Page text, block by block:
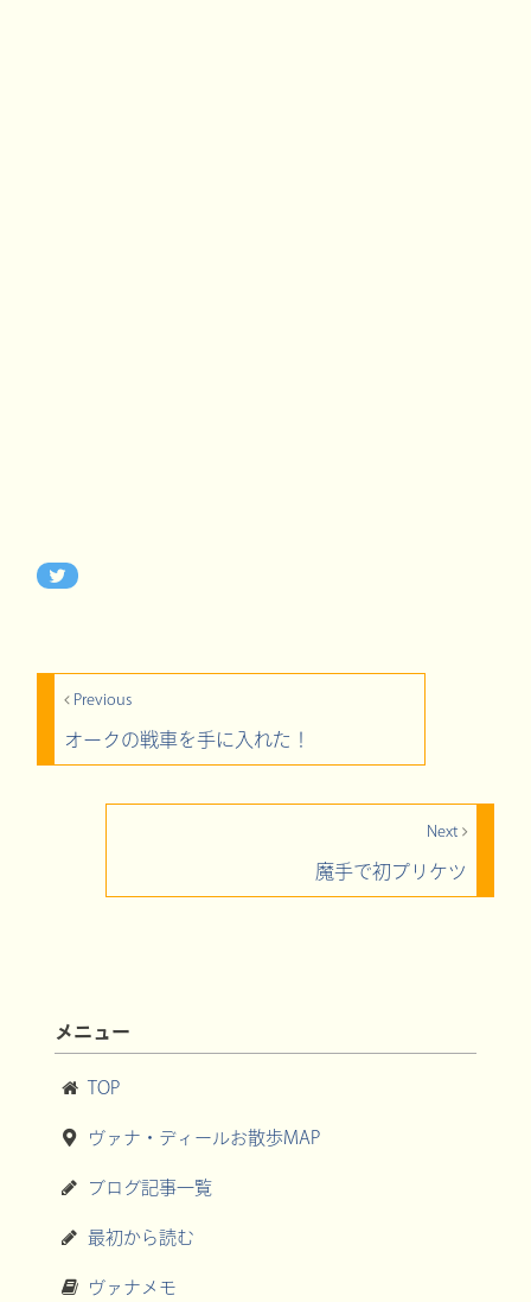
Previous
オークの戦車を手に入れた！
Next
魔手で初プリケツ
メニュー
TOP
ヴァナ・ディールお散歩MAP
ブログ記事一覧
最初から読む
ヴァナメモ